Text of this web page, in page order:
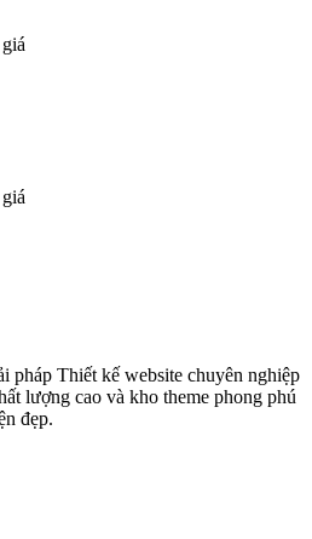
pháp Thiết kế website chuyên nghiệp
lượng cao và kho theme phong phú
đẹp.